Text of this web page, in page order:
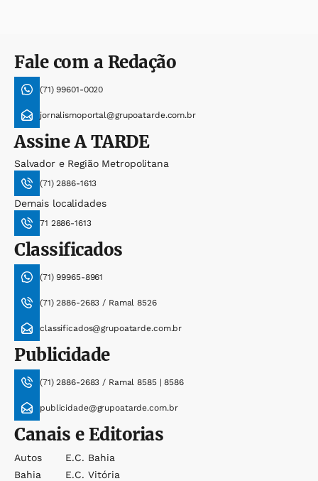
Fale com a Redação
(71) 99601-0020
jornalismoportal@grupoatarde.com.br
AssineA TARDE
Salvador e Região Metropolitana
(71) 2886-1613
Demais localidades
71 2886-1613
Classificados
(71) 99965-8961
(71) 2886-2683 / Ramal 8526
classificados@grupoatarde.com.br
Publicidade
(71) 2886-2683 / Ramal 8585 | 8586
publicidade@grupoatarde.com.br
Canais e Editorias
Autos
Bahia
E.c. Bahia
E.c. Vitória